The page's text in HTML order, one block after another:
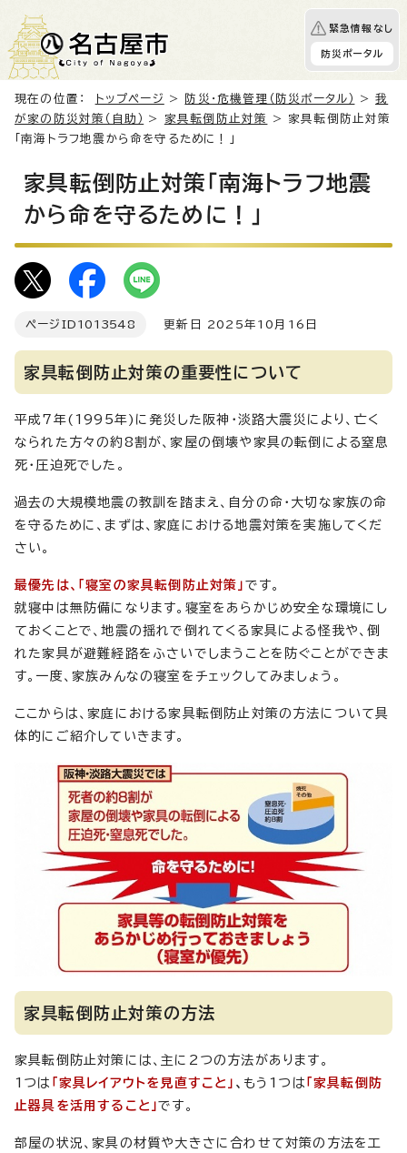
緊急情報なし
防災ポータル
現在の位置： トップページ > 防災・危機管理（防災ポータル） >我
が家の防災対策（自助）
> 家具転倒防止対策
> 家具転倒防止対策
「南海トラフ地震から命を守るために！」
家具転倒防止対策「南海トラフ地震
から命を守るために！」
ページID 1013548 更新日 2025年10月16日
家具転倒防止対策の重要性について
平成7年(1995年)に発災した阪神・淡路大震災により、亡く
なられた方々の約8割が、家屋の倒壊や家具の転倒による窒息
死・圧迫死でした。
過去の大規模地震の教訓を踏まえ、自分の命・大切な家族の命
を守るために、まずは、家庭における地震対策を実施してくだ
さい。
最優先は、「寝室の家具転倒防止対策」 です。
就寝中は無防備になります。寝室をあらかじめ安全な環境にし
ておくことで、地震の揺れで倒れてくる家具による怪我や、倒
れた家具が避難経路をふさいでしまうことを防ぐことができま
す。一度、家族みんなの寝室をチェックしてみましょう。
ここからは、家庭における家具転倒防止対策の方法について具
体的にご紹介していきます。
家具転倒防止対策の方法
家具転倒防止対策には、主に2つの方法があります。
1つは 「家具レイアウトを見直すこと」 、 もう1つは 「家具転倒防
止器具を活用すること」です。
部屋の状況、家具の材質や大きさに合わせて対策の方法を工